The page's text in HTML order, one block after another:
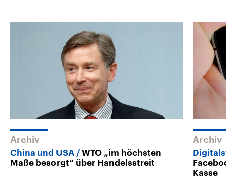
Archiv
China und USA
WTO „im höchsten
Maße besorgt“ über Handelsstreit
Archiv
Kasse